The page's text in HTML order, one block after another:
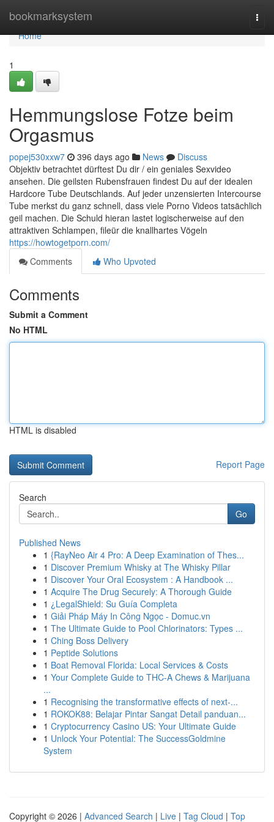
bookmarksystem
Home
Home
1
Hemmungslose Fotze beim
Orgasmus
popej530xxw7 396 days ago News
Discuss
Objektiv betrachtet dürftest Du dir / ein geniales Sexvideo
ansehen. Die geilsten Rubensfrauen findest Du auf der idealen
Hardcore Tube Deutschlands. Auf jeder unzensierten Intercourse
Tube merkst du ganz schnell, dass viele Porno Videos tatsächlich
geil machen. Die Schuld hieran lastet logischerweise auf den
attraktiven Schlampen, fileür die knallhartes Vögeln
https://howtogetporn.com/
Comments
Who Upvoted
Comments
Submit a Comment
No HTML
HTML is disabled
Report Page
Search
Go
Published News
1 {RayNeo Air 4 Pro: A Deep Examination of Thes...
1 Discover Premium Whisky at The Whisky Pillar
1 Discover Your Oral Ecosystem : A Handbook ...
1 Acquire The Drug Securely: A Thorough Guide
1 ¿LegalShield: Su Guía Completa
1 Giải Pháp Máy In Công Ngọc - Domuc.vn
1 The Ultimate Guide to Pool Chlorinators: Types ...
1 Ching Boss Delivery
1 Peptide Solutions
1 Boat Removal Florida: Local Services & Costs
1 Your Complete Guide to THC-A Chews & Marijuana
...
1 Recognising the transformative effects of next-...
1 ROKOK88: Belajar Pintar Sangat Detail panduan...
1 Cryptocurrency Casino US: Your Ultimate Guide
1 Unlock Your Potential: The SuccessGoldmine
System
Copyright © 2026 | Advanced Search | Live | Tag Cloud | Top